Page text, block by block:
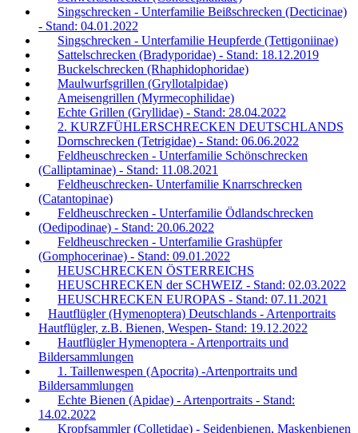
Singschrecken - Unterfamilie Beißschrecken (Decticinae)
- Stand: 04.01.2022
Singschrecken - Unterfamilie Heupferde (Tettigoniinae)
Sattelschrecken (Bradyporidae) - Stand: 18.12.2019
Buckelschrecken (Rhaphidophoridae)
Maulwurfsgrillen (Gryllotalpidae)
Ameisengrillen (Myrmecophilidae)
Echte Grillen (Gryllidae) - Stand: 28.04.2022
2. KURZFÜHLERSCHRECKEN DEUTSCHLANDS
Dornschrecken (Tetrigidae) - Stand: 06.06.2022
Feldheuschrecken - Unterfamilie Schönschrecken
(Calliptaminae) - Stand: 11.08.2021
Feldheuschrecken- Unterfamilie Knarrschrecken
(Catantopinae)
Feldheuschrecken - Unterfamilie Ödlandschrecken
(Oedipodinae) - Stand: 20.06.2022
Feldheuschrecken - Unterfamilie Grashüpfer
(Gomphocerinae) - Stand: 09.01.2022
HEUSCHRECKEN ÖSTERREICHS
HEUSCHRECKEN der SCHWEIZ - Stand: 02.03.2022
HEUSCHRECKEN EUROPAS - Stand: 07.11.2021
Hautflügler (Hymenoptera) Deutschlands - Artenportraits
Hautflügler, z.B. Bienen, Wespen- Stand: 19.12.2022
Hautflügler Hymenoptera - Artenportraits und
Bildersammlungen
1. Taillenwespen (Apocrita) -Artenportraits und
Bildersammlungen
Echte Bienen (Apidae) - Artenportraits - Stand:
14.02.2022
Kropfsammler (Colletidae) - Seidenbienen, Maskenbienen